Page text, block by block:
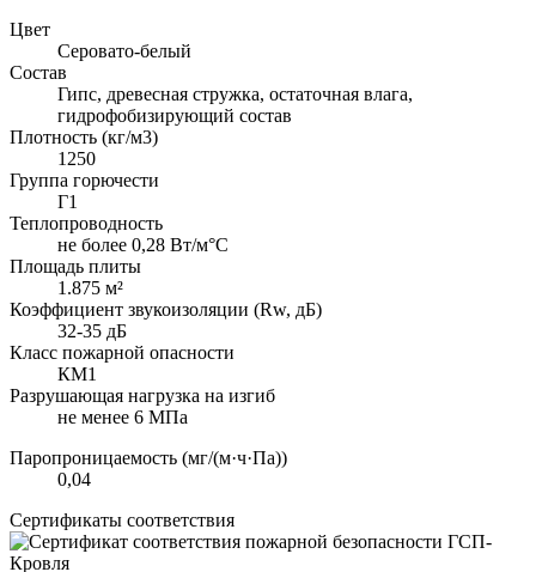
Цвет
Серовато-белый
Состав
Гипс, древесная стружка, остаточная влага,
гидрофобизирующий состав
Плотность (кг/м3)
1250
Группа горючести
Г1
Теплопроводность
не более 0,28 Вт/м°С
Площадь плиты
1.875 м²
Коэффициент звукоизоляции (Rw, дБ)
32-35 дБ
Класс пожарной опасности
КМ1
Разрушающая нагрузка на изгиб
не менее 6 МПа
Паропроницаемость (мг/(м·ч·Па))
0,04
Сертификаты соответствия